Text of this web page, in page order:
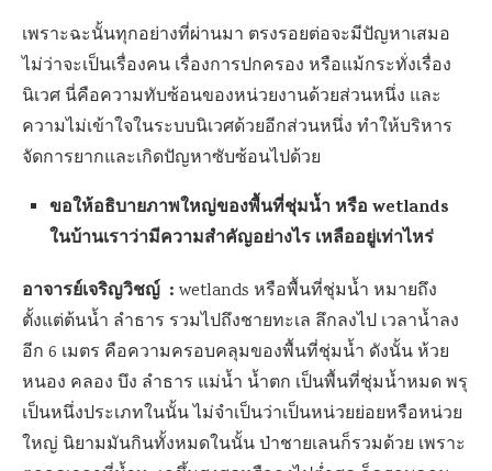
เพราะฉะนั้นทุกอย่างที่ผ่านมา ตรงรอยต่อจะมีปัญหาเสมอ
ไม่ว่าจะเป็นเรื่องคน เรื่องการปกครอง หรือแม้กระทั่งเรื่อง
นิเวศ นี่คือความทับซ้อนของหน่วยงานด้วยส่วนหนึ่ง และ
ความไม่เข้าใจในระบบนิเวศด้วยอีกส่วนหนึ่ง ทำให้บริหาร
จัดการยากและเกิดปัญหาซับซ้อนไปด้วย
ขอให้อธิบายภาพใหญ่ของพื้นที่ชุ่มน้ำ หรือ wetlands
ในบ้านเราว่ามีความสำคัญอย่างไร เหลืออยู่เท่าไหร่
อาจารย์เจริญวิชญ์ : wetlands หรือพื้นที่ชุ่มน้ำ หมายถึง
ตั้งแต่ต้นน้ำ ลำธาร รวมไปถึงชายทะเล ลึกลงไป เวลาน้ำลง
อีก 6 เมตร คือความครอบคลุมของพื้นที่ชุ่มน้ำ ดังนั้น ห้วย
หนอง คลอง บึง ลำธาร แม่น้ำ น้ำตก เป็นพื้นที่ชุ่มน้ำหมด พรุ
เป็นหนึ่งประเภทในนั้น ไม่จำเป็นว่าเป็นหน่วยย่อยหรือหน่วย
ใหญ่ นิยามมันกินทั้งหมดในนั้น ป่าชายเลนก็รวมด้วย เพราะ